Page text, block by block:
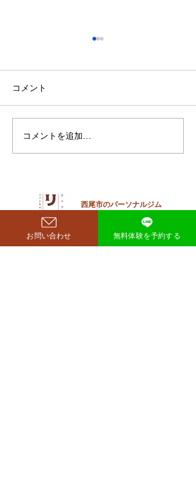
空気階段・鈴木もぐらさん
重123キロから85キロへ、マ
イナス38キロのダイエットに
注目を集めています。 鈴木も
ぐらが痩せたのはいつ？きっ
かけは何？ もぐらさんがダイ
エット成功を明かしたのは、
コメント
コメントを追加…
西尾市のパーソナルジム
richer fitness
お問い合わせ 無料体験を予約する